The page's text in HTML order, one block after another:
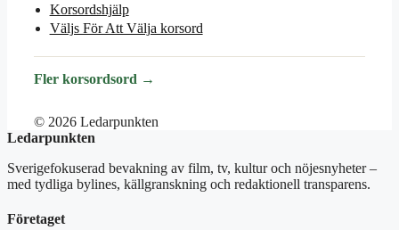
Korsordshjälp
Väljs För Att Välja korsord
Fler korsordsord →
© 2026 Ledarpunkten
Ledarpunkten
Sverigefokuserad bevakning av film, tv, kultur och nöjesnyheter –
med tydliga bylines, källgranskning och redaktionell transparens.
Företaget